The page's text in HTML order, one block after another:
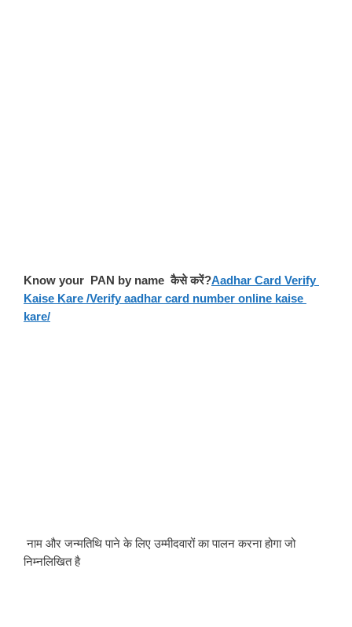
Know your  PAN by name  कैसे करें?Aadhar Card Verify
Kaise Kare /Verify aadhar card number online kaise
kare/
नाम और जन्मतिथि पाने के लिए उम्मीदवारों का पालन करना होगा जो
निम्नलिखित है